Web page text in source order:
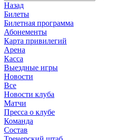
Назад
Билеты
Билетная программа
Абонементы
Карта привилегий
Арена
Касса
Выездные игры
Новости
Все
Новости клуба
Матчи
Пресса о клубе
Команда
Состав